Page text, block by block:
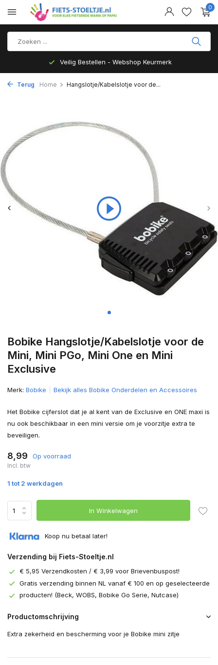
0
Veilig Bestellen - Webshop Keurmerk
Terug Home Hangslotje/Kabelslotje voor de...
Bobike Hangslotje/Kabelslotje voor de
Mini, Mini PGo, Mini One en Mini
Exclusive
Merk: Bobike Bekijk alles Bobike Onderdelen en Accessoires
Het Bobike cijferslot dat je al kent van de Exclusive en ONE maxi is
nu ook beschikbaar in een mini versie om je voorzitje extra te
beveiligen.
8,99 Op voorraad
Incl. btw
1 tot 2 werkdagen
In Winkelwagen
Koop nu betaal later!
Verzending bij Fiets-Stoeltje.nl
€ 5,95 Verzendkosten / € 3,99 voor Brievenbuspost!
Gratis verzending binnen NL vanaf € 100 en op geselecteerde
producten! (Beck, WOBS, Bobike Go Serie, Nutcase)
Productomschrijving
Extra zekerheid en bescherming voor je Bobike mini zitje